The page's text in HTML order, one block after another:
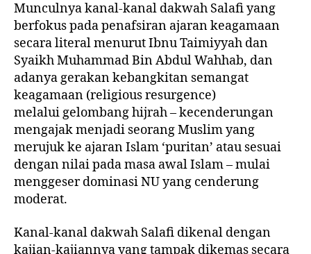
Munculnya kanal-kanal dakwah Salafiyang
berfokus padapenafsiran ajaran keagamaan
secara literal menurut Ibnu Taimiyyah dan
Syaikh Muhammad Bin Abdul Wahhab, dan
adanya gerakan kebangkitan semangat
keagamaan (religious resurgence)
melaluigelombang hijrah– kecenderungan
mengajak menjadi seorang Muslim yang
merujuk ke ajaran Islam ‘puritan’ atau sesuai
dengan nilai pada masa awal Islam – mulai
menggeser dominasi NU yang cenderung
moderat.
Kanal-kanal dakwah Salafi dikenal dengan
kajian-kajiannya yang tampak dikemas secara